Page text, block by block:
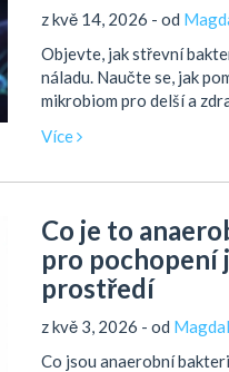
z kvě 14, 2026 - od
Objevte, jak střevní
náladu. Naučte se, jak
mikrobiom pro delší a
Více
Co je to
pro pochopení
prostředí
z kvě 3, 2026 - od
Co jsou anaerobní